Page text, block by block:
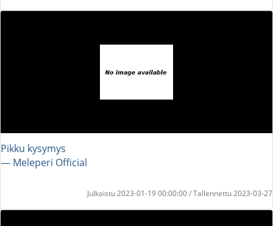
Pikku kysymys
― Meleperi Official
Julkaistu 2023-01-19 00:00:00 / Tallennettu 2023-03-27